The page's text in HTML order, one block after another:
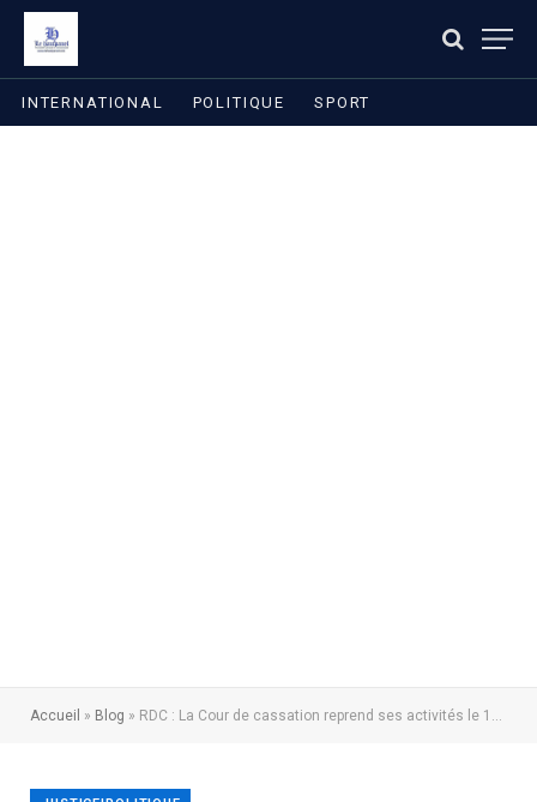
INTERNATIONAL POLITIQUE SPORT
Accueil » Blog » RDC : La Cour de cassation reprend ses activités le 15 octobre au Palais du Peuple